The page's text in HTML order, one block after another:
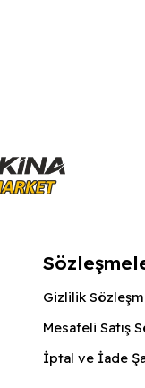
Gizlilik
Mesafeli Satış
İptal ve İade